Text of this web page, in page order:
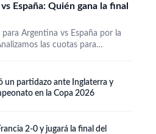
España: Quién gana la final
Argentina vs España por la
las cuotas para…
un partidazo ante Inglaterra y
en la Copa 2026
2-0 y jugará la final del